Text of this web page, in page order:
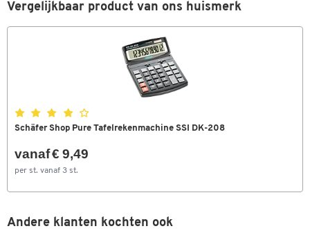
Vergelijkbaar product van ons huismerk
Schäfer Shop Pure Tafelrekenmachine SSI DK-208
vanaf € 9,49
per st. vanaf 3 st.
Andere klanten kochten ook